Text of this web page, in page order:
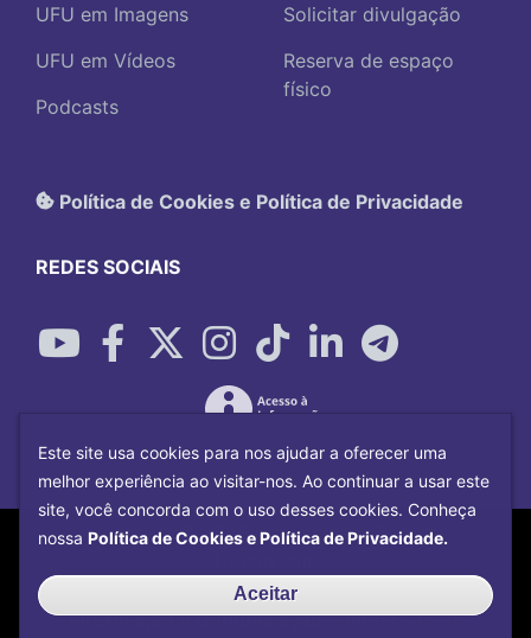
UFU em Imagens
UFU em Vídeos
Podcasts
Solicitar divulgação
Reserva de espaço
físico
Política de Cookies e Política de Privacidade
REDES SOCIAIS
Copyright©2026Universidade Federal
Centro de Tecnologia da
Informação e Comunicaçãocom o CMS de
Este site usa cookies para nos ajudar a oferecer uma
melhor experiência ao visitar-nos. Ao continuar a usar este
site, você concorda com o uso desses cookies. Conheça
nossa Política de Cookies e Política de Privacidade.
Aceitar